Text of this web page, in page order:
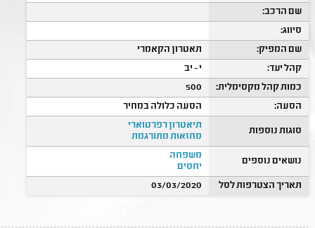
שם הרכב:
סיווג:
שם המפיק:
תאטרון הקאמרי
קהל יעד:
י - יב
כמות קהל מקסימלית:
500
הסעה:
הסעה כלולה במחיר
סוגות נוספות
תיאטרון רפרטוארי
מחזאות מתורגמת
נושאים נוספים
משפחה
יחסים
תאריך הצטרפות לסל
03/03/2020